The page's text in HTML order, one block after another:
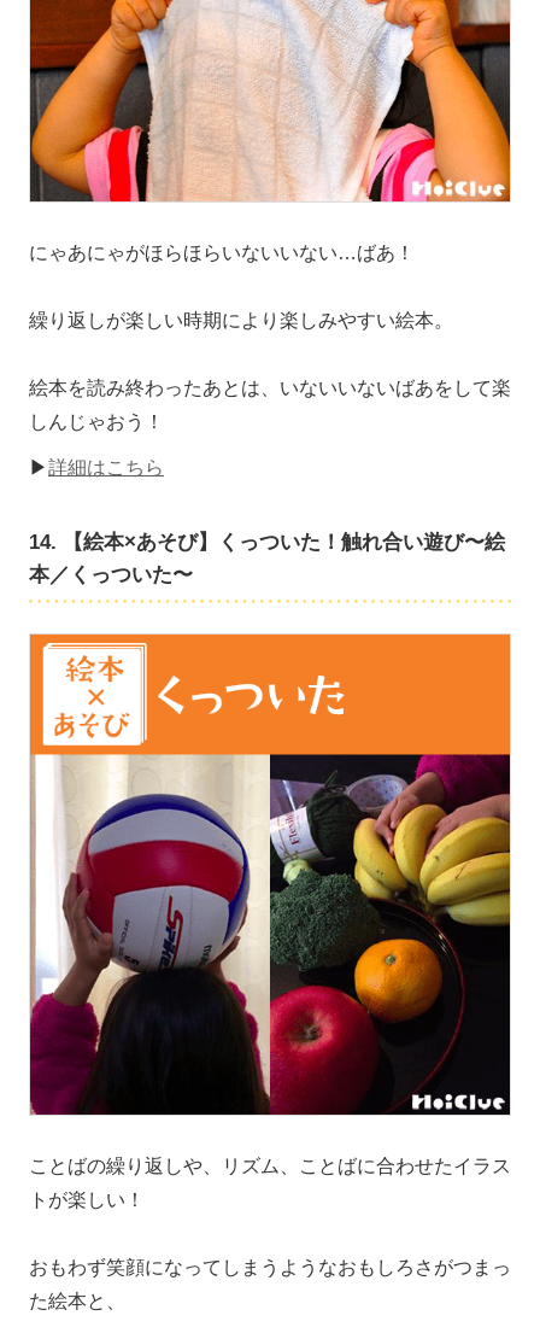
にゃあにゃがほらほらいないいない…ばあ！
繰り返しが楽しい時期により楽しみやすい絵本。
絵本を読み終わったあとは、いないいないばあをして楽
しんじゃおう！
▶詳細はこちら
14. 【絵本×あそび】くっついた！触れ合い遊び〜絵
本／くっついた〜
ことばの繰り返しや、リズム、ことばに合わせたイラス
トが楽しい！
おもわず笑顔になってしまうようなおもしろさがつまっ
た絵本と、